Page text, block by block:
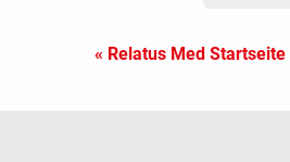
« Relatus Med Startseite